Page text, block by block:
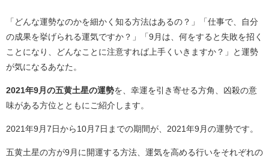
「どんな運勢なのかを細かく知る方法はあるの？」「仕事で、自分
の成果を挙げられる運気ですか？」「9月は、何をすると失敗を招く
ことになり、どんなことに注意すれば上手くいきますか？」と運勢
が気になるあなた。
2021年9月の五黄土星の運勢を、幸運を引き寄せる方角、凶殺の意
味がある方位とともにご紹介します。
2021年9月7日から10月7日までの期間が、2021年9月の運勢です。
五黄土星の方が9月に開運する方法、運気を高める行いをそれぞれの